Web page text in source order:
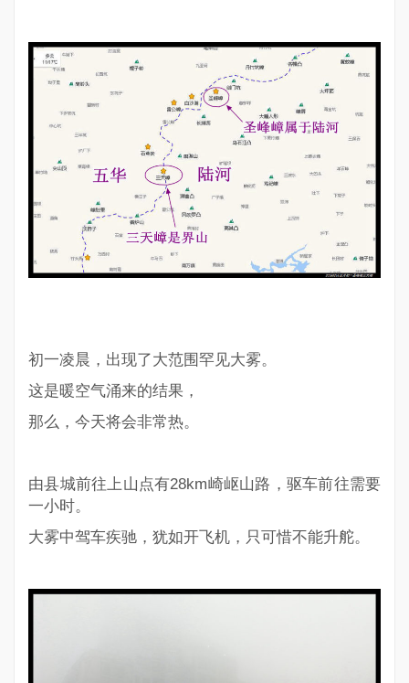
初一凌晨，出现了大范围罕见大雾。
这是暖空气涌来的结果，
那么，今天将会非常热。
由县城前往上山点有28km崎岖山路，驱车前往需要
一小时。
大雾中驾车疾驰，犹如开飞机，只可惜不能升舵。